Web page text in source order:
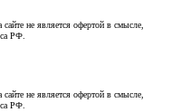
не является офертой в смысле,
РФ.
не является офертой в смысле,
РФ.